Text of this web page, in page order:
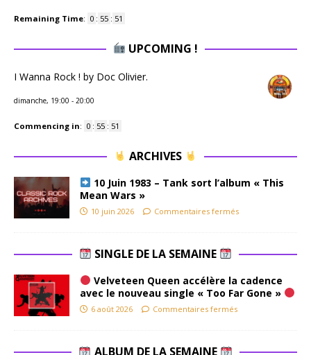
Remaining Time: 0 : 55 : 50
UPCOMING !
I Wanna Rock ! by Doc Olivier.
dimanche, 19:00 - 20:00
Commencing in: 0 : 55 : 50
ARCHIVES
10 Juin 1983 – Tank sort l’album « This
Mean Wars »
10 juin 2026 Commentaires fermés
SINGLE DE LA SEMAINE
Velveteen Queen accélère la cadence
avec le nouveau single « Too Far Gone »
6 août 2026 Commentaires fermés
ALBUM DE LA SEMAINE